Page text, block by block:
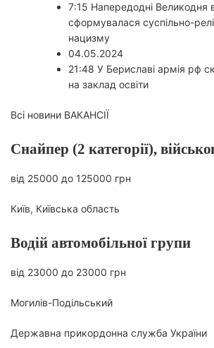
7:15 Напередодні Великодня в
сформувалася суспільно-
нацизму
04.05.2024
21:48 У Бериславі армія рф
на заклад освіти
Всі новини ВАКАНСІЇ
Снайпер (2 категорії),
від 25000 до 125000 грн
Київ, Київська область
Водій автомобільної групи
від 23000 до 23000 грн
Могилів-Подільський
Державна прикордонна служба України